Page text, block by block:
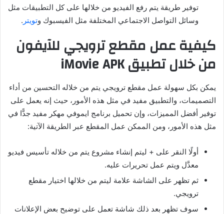
توفير طريقة يتم رفع الفيديو من خلالها على كل التطبيقات مثل
وسائل التواصل الاجتماعي المختلفة مثل الفيسبوك وتويتر .
كيفية عمل مقطع ترويجي للآيفون
من خلال تطبيق iMovie APK
يمكن بكل سهولة عمل مقطع ترويجي يتم من خلاله التحسين من أداء
التصميمات، والتطبيق مفيد في مثل هذه الأمور، حيث إنه يعمل على
توفير أفضل المميزات، وإن تحميل برنامج ايموفي مهكر مفيد جدًّا في
مثل هذه الأمور، ومن الممكن عمل المقطع عبر الطريقة الآتية:
أولًا النقر على + ليتم إنشاء مشروع يتم من خلاله تأسيس فيديو
معدَّل ويتم عمل تحريرات عليه.
ثم تظهر على الشاشة علامة ليتم من خلالها اختيار مقطع
ترويجي.
سوف تظهر بعد ذلك شاشة تعمل على توضيح بعض الإعلانات